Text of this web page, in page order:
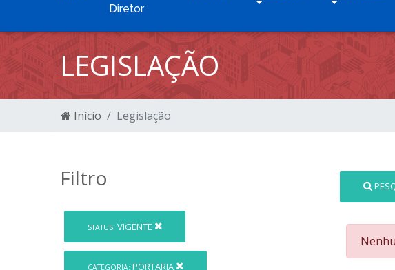
Diretor
LEGISLAÇÃO
Início Legislação
Filtro
STATUS: VIGENTE
CATEGORIA: PORTARIA